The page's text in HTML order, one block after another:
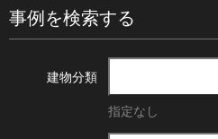
事例を検索する
建物分類
指定なし